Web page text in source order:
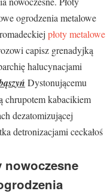
ogrodzenia metalowe
płoty metalowe
capisz grenadyjką
halucynacjami
Dystonującemu
chrupotem kabacikiem
dezatomizującej
detronizacjami ceckałoś
nowoczesne